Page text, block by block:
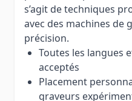
s’agit de techniques
avec des machines de
précision.
Toutes les langues
acceptés
Placement
graveurs